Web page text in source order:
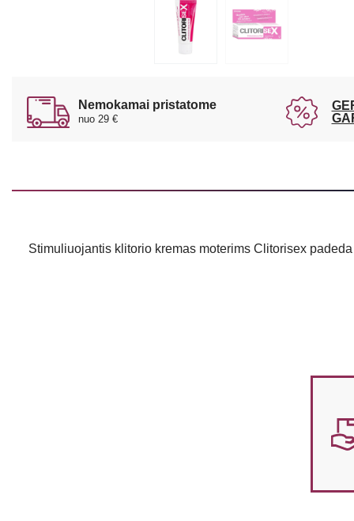
Nemokamai pristatome
nuo 29 €
Stimuliuojantis klitorio kremas moterims Clitorisex